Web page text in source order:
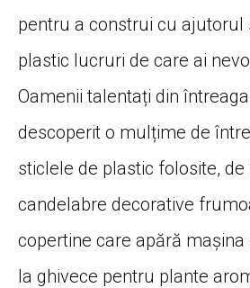
pentru a construi cu ajutorul
plastic lucruri de care ai
Oamenii talentați din
descoperit o mulțime de
sticlele de plastic folosite, de
candelabre decorative
copertine care apără mașina
la ghivece pentru plante